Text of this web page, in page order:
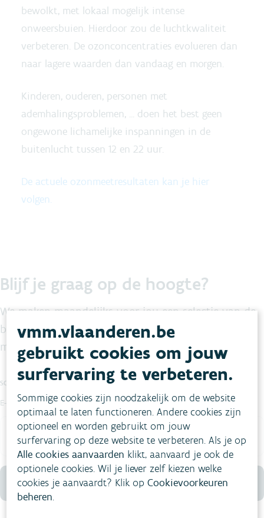
bewolkt, met lokaal mogelijk intense
onweersbuien. Hierdoor zou de luchtkwaliteit
verbeteren. De ozonconcentraties evolueren dan
naar lagere waarden dan vandaag en morgen.
Kinderen, ouderen, personen met
ademhalingsproblemen, ... doen het best geen
ongewone lichamelijke inspanningen in de
buitenlucht tussen 12 en 22 uur.
De actuele ozonmeetresultaten kan je hier
volgen.
Blijf je graag op de hoogte?
We maken maandelijks voor jou een selectie van de
belangrijkste nieuwsberichten op maat van de
milieuprofessional.
SCHRIJF JE IN OP DE NIEUWSBRIEF
E-mail
Inschrijven
vmm.vlaanderen.be
gebruikt cookies om jouw
surfervaring te verbeteren.
Sommige cookies zijn noodzakelijk om de website
optimaal te laten functioneren. Andere cookies zijn
optioneel en worden gebruikt om jouw
surfervaring op deze website te verbeteren. Als je op
Alle cookies aanvaarden klikt, aanvaard je ook de
optionele cookies. Wil je liever zelf kiezen welke
cookies je aanvaardt? Klik opCookievoorkeuren
beheren.